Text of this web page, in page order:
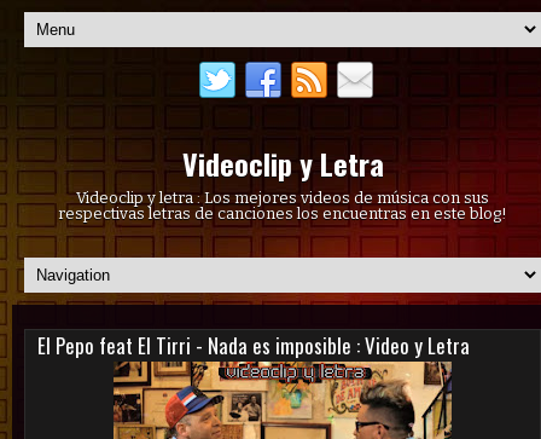
Videoclip y Letra
Videoclip y letra : Los mejores videos de música con sus
respectivas letras de canciones los encuentras en este blog!
El Pepo feat El Tirri - Nada es imposible : Video y Letra